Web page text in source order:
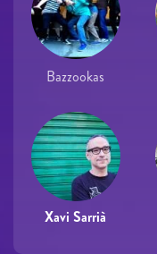
Bazzookas
Xavi Sarrià